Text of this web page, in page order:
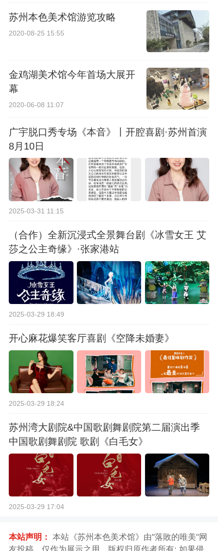
苏州本色美术馆游览攻略
2020-08-25 15:55
金鸡湖美术馆今年首场大展开
幕
2020-06-08 11:07
广宇脱口秀专场《本音》丨开腔喜剧·苏州首演
8月10日
2025-03-31 11:15
（合作）全新沉浸式全景舞台剧《冰雪女王 艾
莎之公主奇缘》·张家港站
2025-03-29 18:49
开心麻花爆笑客厅喜剧《空降未婚妻》
2025-03-29 18:24
苏州湾大剧院&中国歌剧舞剧院第二届演出季
中国歌剧舞剧院 歌剧《白毛女》
2025-03-29 17:04
本站声明： 本站《苏州本色美术馆》由"落敗的唯美"网
友投稿，仅作为展示之用，版权归原作者所有; 如果侵